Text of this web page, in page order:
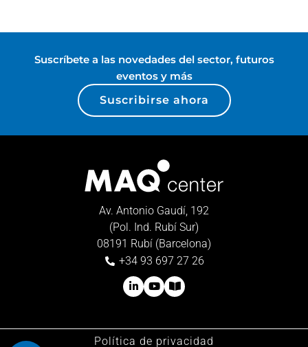
Suscríbete a las novedades del sector, futuros
eventos y más
Suscribirse ahora
Av. Antonio Gaudí, 192
(Pol. Ind. Rubí Sur)
08191 Rubí (Barcelona)
+34 93 697 27 26
Política de privacidad